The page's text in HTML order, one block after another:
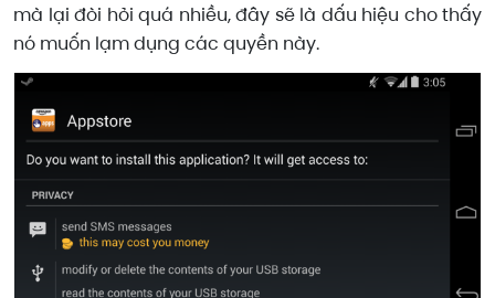
mà lại đòi hỏi quá nhiều, đây sẽ là dấu hiệu cho thấy
nó muốn lạm dụng các quyền này.